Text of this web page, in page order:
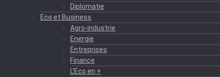
Diplomatie
Eco et Business
Agro-industrie
Energie
Entreprises
Finance
L’Eco en +